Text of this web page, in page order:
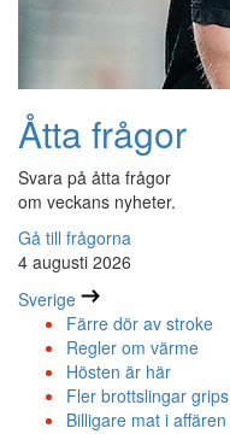
Åtta frågor
Svara på åtta frågor
om veckans nyheter.
Gå till frågorna
4 augusti 2026
Sverige
Färre dör av stroke
Regler om värme
Hösten är här
Fler brottslingar grips
Billigare mat i affären